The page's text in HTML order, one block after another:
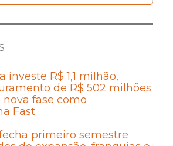
investe R$ 1,1 milhão,
de R$ 502 milhões
fase como
Fast
primeiro semestre